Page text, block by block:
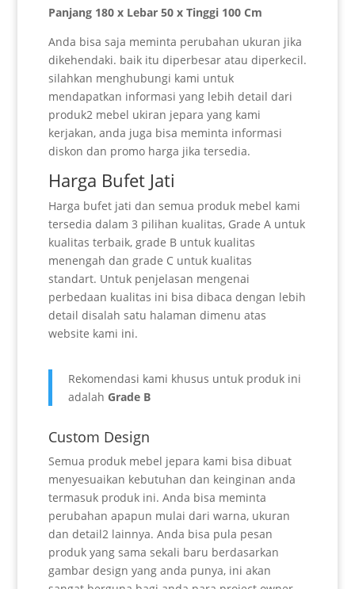
Panjang 180 x Lebar 50 x Tinggi 100 Cm
Anda bisa saja meminta perubahan ukuran jika
dikehendaki. baik itu diperbesar atau diperkecil.
silahkan menghubungi kami untuk
mendapatkan informasi yang lebih detail dari
produk2 mebel ukiran jepara yang kami
kerjakan, anda juga bisa meminta informasi
diskon dan promo harga jika tersedia.
Harga Bufet Jati
Harga bufet jati dan semua produk mebel kami
tersedia dalam 3 pilihan kualitas, Grade A untuk
kualitas terbaik, grade B untuk kualitas
menengah dan grade C untuk kualitas
standart. Untuk penjelasan mengenai
perbedaan kualitas ini bisa dibaca dengan lebih
detail disalah satu halaman dimenu atas
website kami ini.
Rekomendasi kami khusus untuk produk ini
adalah Grade B
Custom Design
Semua produk mebel jepara kami bisa dibuat
menyesuaikan kebutuhan dan keinginan anda
termasuk produk ini. Anda bisa meminta
perubahan apapun mulai dari warna, ukuran
dan detail2 lainnya. Anda bisa pula pesan
produk yang sama sekali baru berdasarkan
gambar design yang anda punya, ini akan